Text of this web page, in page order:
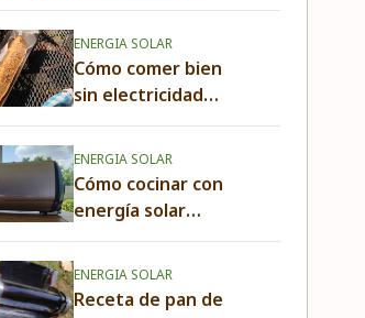
ENERGIA SOLAR
Cómo comer bien
sin electricidad
durante un
energía: cocinar
con el sol (y más)
ENERGIA SOLAR
Cómo cocinar con
energía solar
incluso por la
ENERGIA SOLAR
Receta de pan de